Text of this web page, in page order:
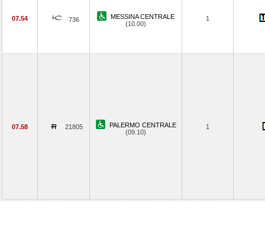
07.54 736
MESSINA CENTRALE
(10.00)
1
07.58 21805
PALERMO CENTRALE
(09.10)
1